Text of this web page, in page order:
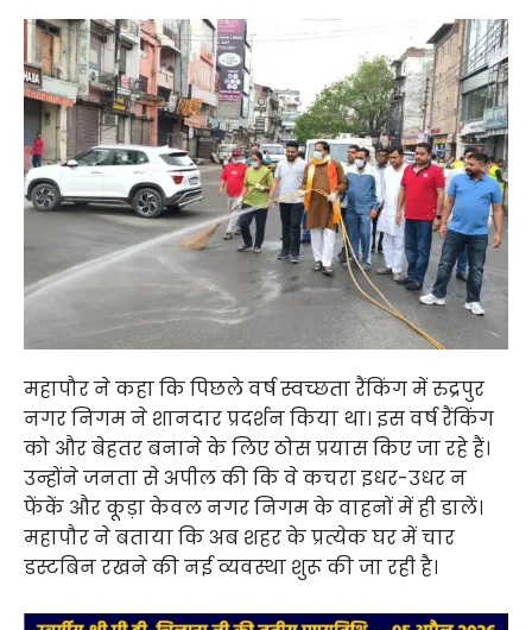
महापौर ने कहा कि पिछले वर्ष स्वच्छता रैंकिंग में रुद्रपुर
नगर निगम ने शानदार प्रदर्शन किया था। इस वर्ष रैंकिंग
को और बेहतर बनाने के लिए ठोस प्रयास किए जा रहे हैं।
उन्होंने जनता से अपील की कि वे कचरा इधर-उधर न
फेंकें और कूड़ा केवल नगर निगम के वाहनों में ही डालें।
महापौर ने बताया कि अब शहर के प्रत्येक घर में चार
डस्टबिन रखने की नई व्यवस्था शुरू की जा रही है।